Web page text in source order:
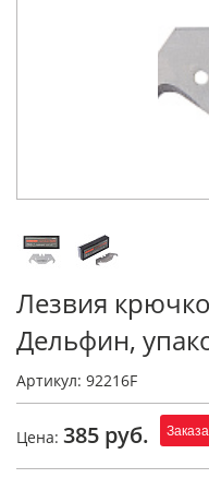
Лезвия
Дельфин,
Артикул: 92216F
Цена: 385 руб.